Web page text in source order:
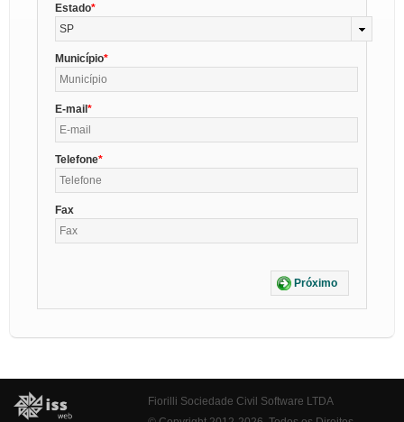
Estado
SP
Município
E-mail
Telefone
Fax
Próximo
Fiorilli Sociedade Civil Software LTDA